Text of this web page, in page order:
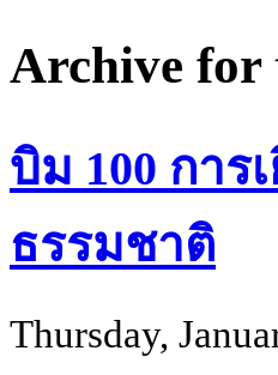
Archive for
บิม 100 กา
ธรรมชาติ
Thursday,